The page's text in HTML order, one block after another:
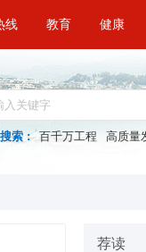
线 教育 健康
索 : 百千万工程 高质量
荐读